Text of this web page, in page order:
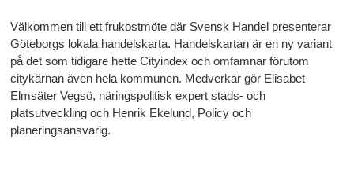
Välkommen till ett frukostmöte där Svensk Handel presenterar
Göteborgs lokala handelskarta. Handelskartan är en ny variant
på det som tidigare hette Cityindex och omfamnar förutom
citykärnan även hela kommunen. Medverkar gör Elisabet
Elmsäter Vegsö, näringspolitisk expert stads- och
platsutveckling och Henrik Ekelund, Policy och
planeringsansvarig.